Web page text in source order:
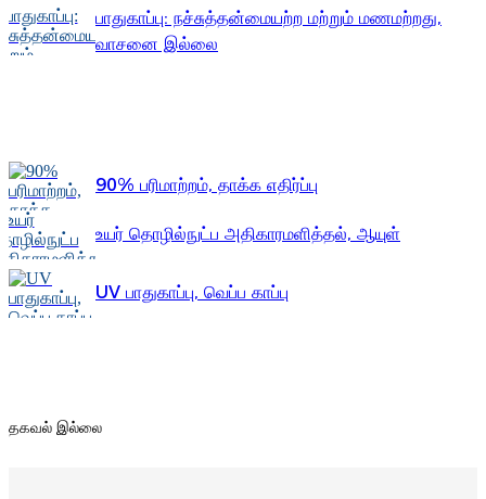
பாதுகாப்பு: நச்சுத்தன்மையற்ற மற்றும் மணமற்றது,
வாசனை இல்லை
90% பரிமாற்றம், தாக்க எதிர்ப்பு
உயர் தொழில்நுட்ப அதிகாரமளித்தல், ஆயுள்
UV பாதுகாப்பு, வெப்ப காப்பு
தகவல் இல்லை